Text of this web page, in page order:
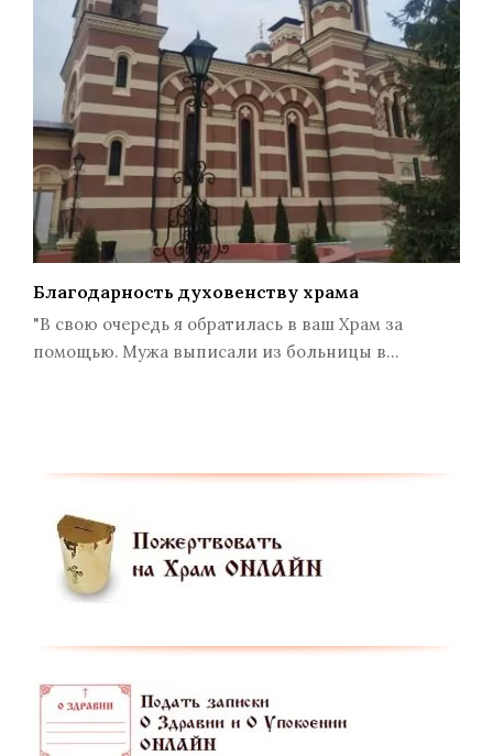
Благодарность духовенству храма
"В свою очередь я обратилась в ваш Храм за
помощью. Мужа выписали из больницы в…